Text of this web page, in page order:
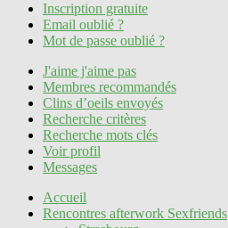
Inscription gratuite
Email oublié ?
Mot de passe oublié ?
J'aime j'aime pas
Membres recommandés
Clins d’oeils envoyés
Recherche critères
Recherche mots clés
Voir profil
Messages
Accueil
Rencontres afterwork Sexfriends